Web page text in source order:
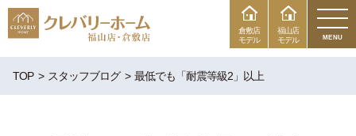
福山店
モデル
倉敷店
モデル
MENU
TOP スタッフブログ 最低でも「耐震等級2」以上